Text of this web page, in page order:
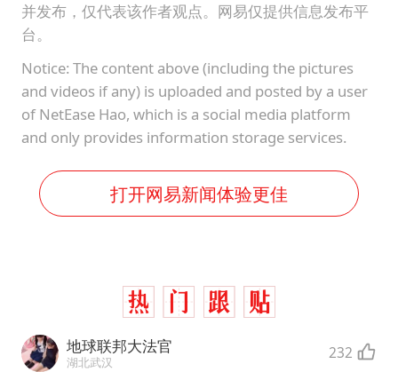
并发布，仅代表该作者观点。网易仅提供信息发布平
台。
Notice: The content above (including the pictures
and videos if any) is uploaded and posted by a user
of NetEase Hao, which is a social media platform
and only provides information storage services.
打开网易新闻体验更佳
地球联邦大法官
湖北武汉 232